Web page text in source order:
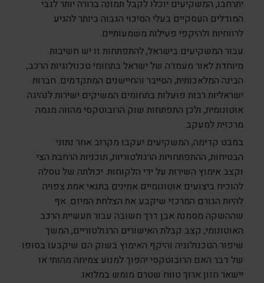
יתרחבו, המשקיעים יוכלו לקבל תמונה ברורה יותר לגבי
המודלים העסקיים בעלי הסיכוי הגבוה ביותר להגיע
לרווחיות ולהיקפי פעילות משמעותיים.
עבור המשקיעים בישראל, להתפתחות זו יש חשיבות
מיוחדת לאור מעמדה של ישראל בתחומי טכנולוגיות הרכב,
הבינה המלאכותית, הסייבר והחיישנים המתקדמים. חברות
ישראליות רבות פועלות בתחומים המשיקים ישירות לנהיגה
אוטונומית, ולכן התפתחות שוק הרובוטקסי מהווה מגמה
מרכזית למעקב.
במבט קדימה, המשקיעים יעקבו מקרוב אחר נתוני
הבטיחות, ההתפתחויות הרגולטוריות, תוכניות הרחבת הצי
וקצב אימוץ השירות על ידי הלקוחות. יכולתה של טסלה
להוכיח ביצועים אוטונומיים אמינים בתנאי אמת צפויה
להיות הגורם המרכזי שיקבע את הצלחת המיזם. אף
שההשקה מסמנת אבן דרך חשובה עבור תעשיית הרכב
האוטונומי, קצב קבלת האישורים הרגולטוריים, המשך
שיפור הטכנולוגיה והיקף האימוץ בשוק הם שיקבעו בסופו
של דבר האם הרובוטקסי יהפוך למנוע צמיחה מהותי או
יישאר חזון ארוך טווח שטרם מומש במלואו.